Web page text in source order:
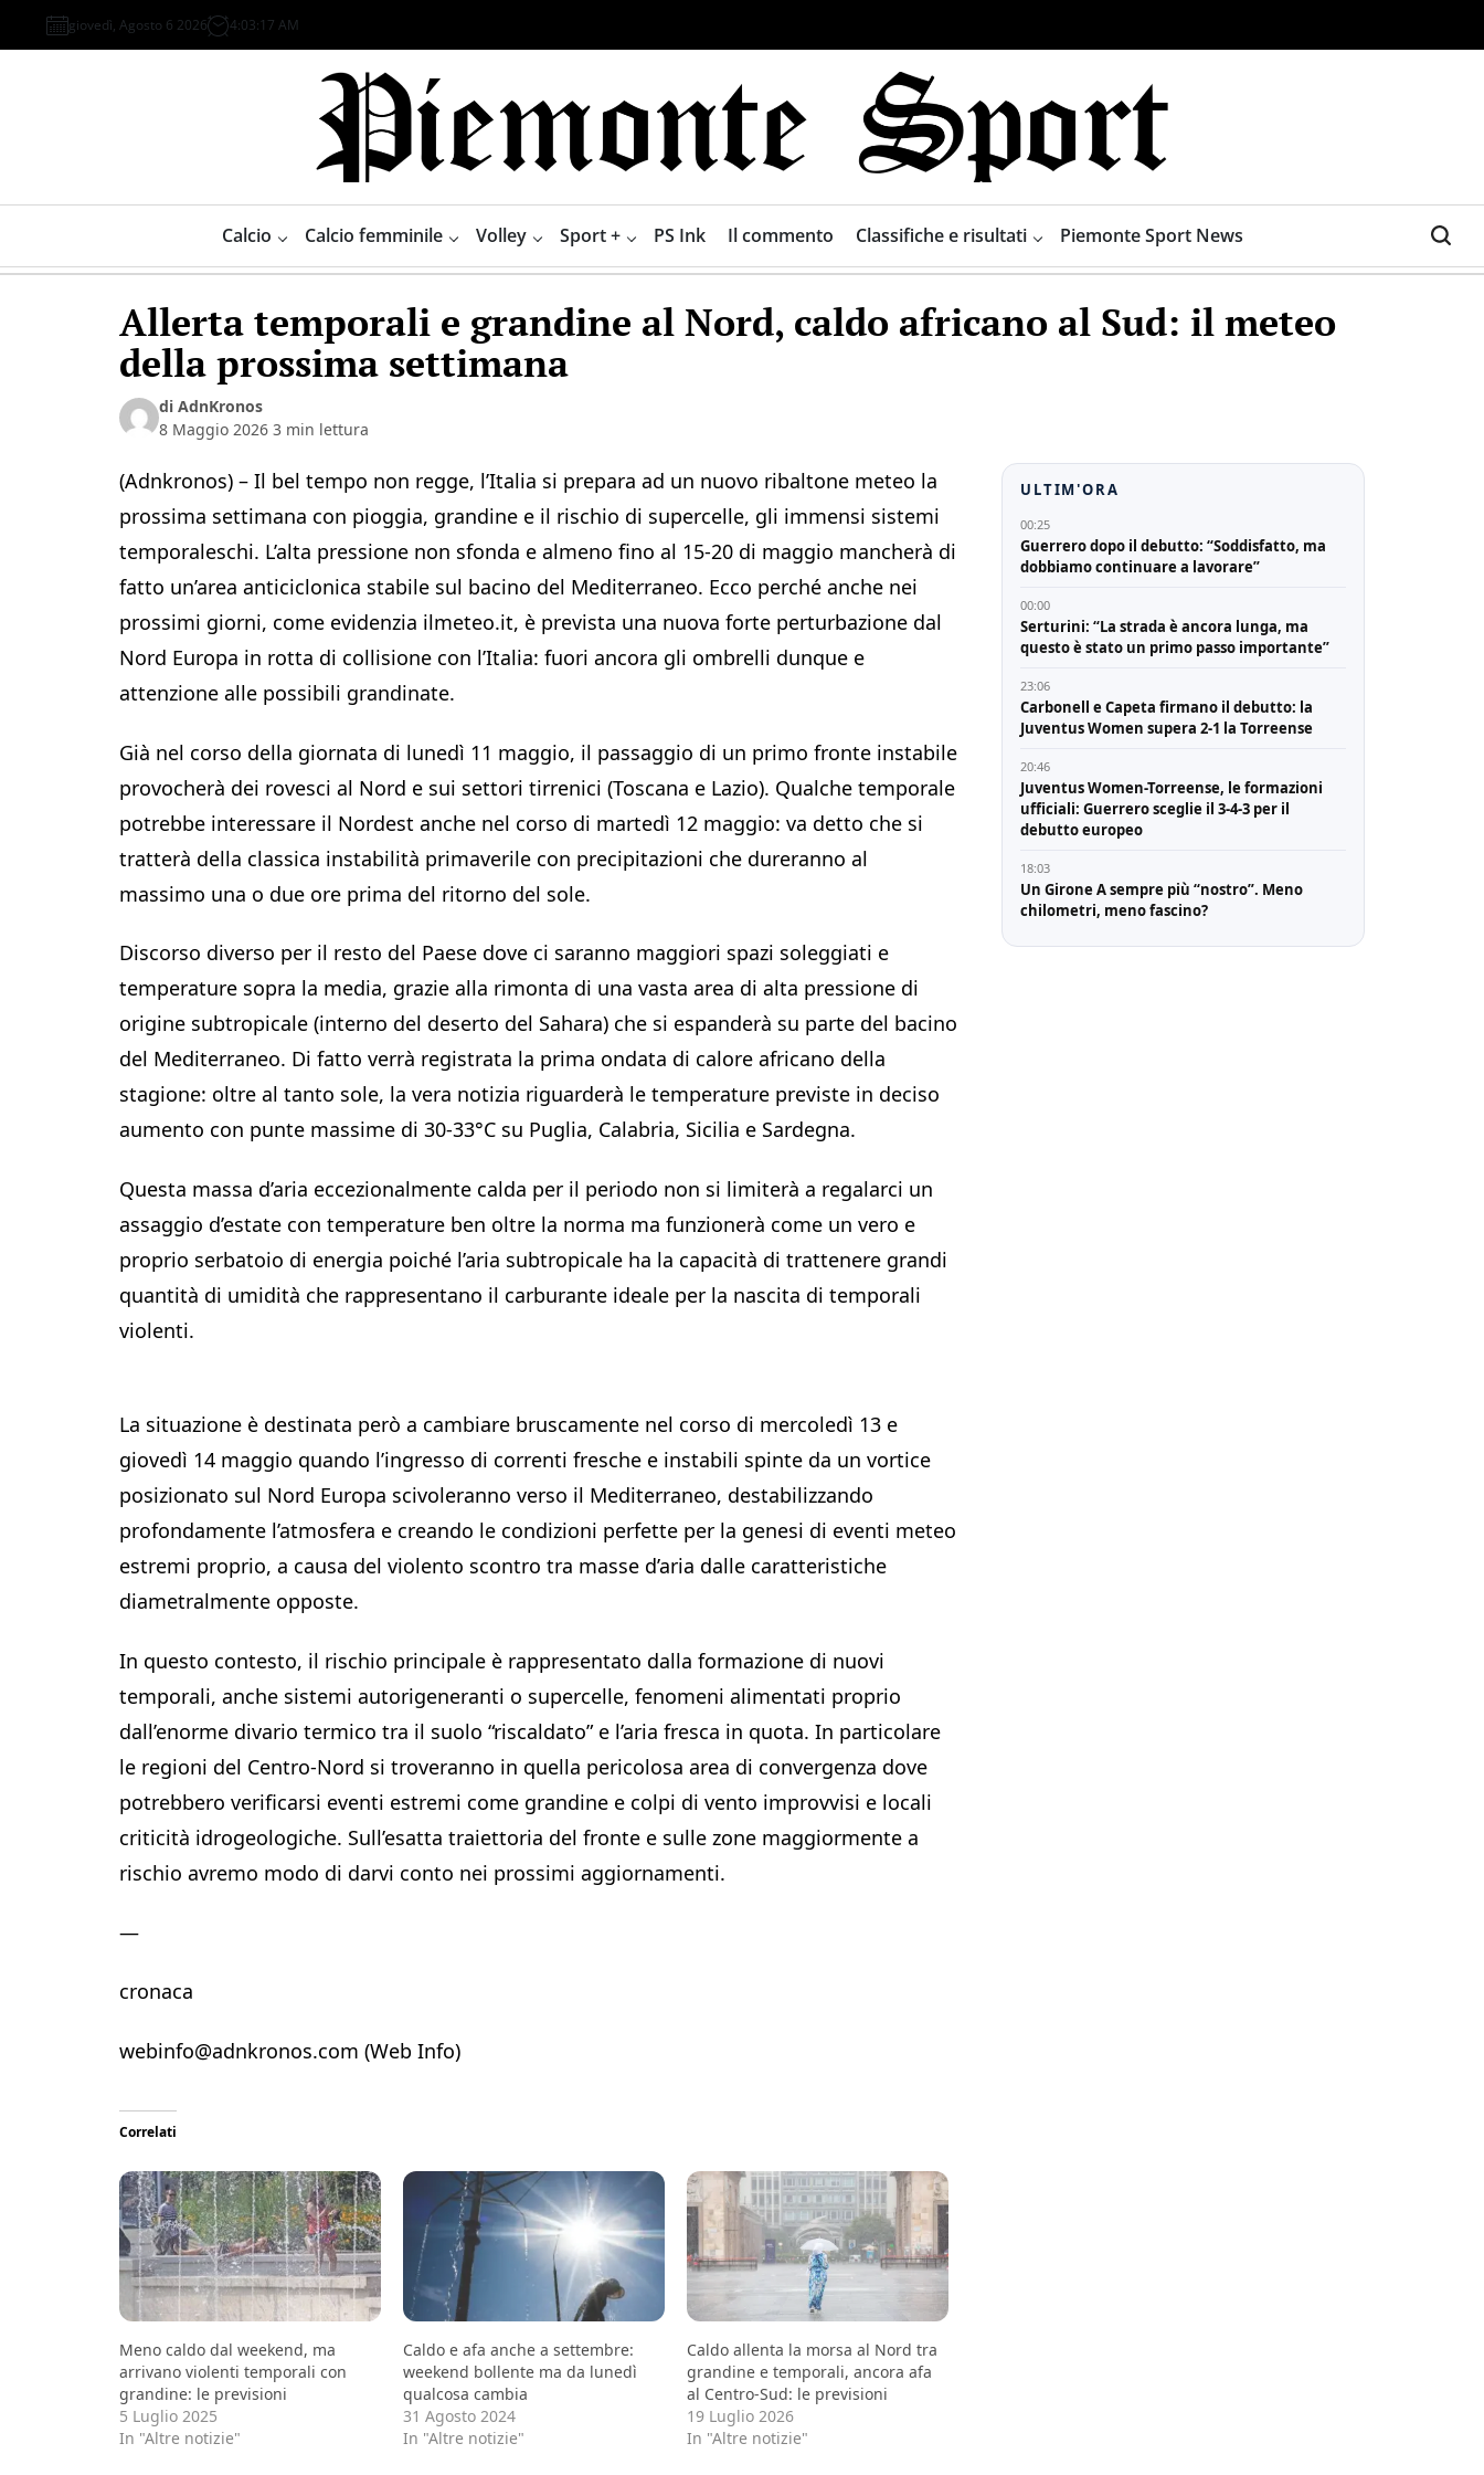
to
giovedì, Agosto 6 2026 4:03:17 AM
Sport
Calcio Calcio femminile Volley Sport + PS Ink Il commento Classifiche e risultati Piemonte Sport News
Allerta temporali e grandine al Nord, caldo africano al Sud: il meteo
della prossima settimana
di AdnKronos
8 Maggio 2026 3 min lettura
(Adnkronos) – Il bel tempo non regge, l’Italia si prepara ad un nuovo ribaltone meteo la
prossima settimana con pioggia, grandine e il rischio di supercelle, gli immensi sistemi
temporaleschi. L’alta pressione non sfonda e almeno fino al 15-20 di maggio mancherà di
fatto un’area anticiclonica stabile sul bacino del Mediterraneo. Ecco perché anche nei
prossimi giorni, come evidenzia ilmeteo.it, è prevista una nuova forte perturbazione dal
Nord Europa in rotta di collisione con l’Italia: fuori ancora gli ombrelli dunque e
attenzione alle possibili grandinate.
Già nel corso della giornata di lunedì 11 maggio, il passaggio di un primo fronte instabile
provocherà dei rovesci al Nord e sui settori tirrenici (Toscana e Lazio). Qualche temporale
potrebbe interessare il Nordest anche nel corso di martedì 12 maggio: va detto che si
tratterà della classica instabilità primaverile con precipitazioni che dureranno al
massimo una o due ore prima del ritorno del sole.
Discorso diverso per il resto del Paese dove ci saranno maggiori spazi soleggiati e
temperature sopra la media, grazie alla rimonta di una vasta area di alta pressione di
origine subtropicale (interno del deserto del Sahara) che si espanderà su parte del bacino
del Mediterraneo. Di fatto verrà registrata la prima ondata di calore africano della
stagione: oltre al tanto sole, la vera notizia riguarderà le temperature previste in deciso
aumento con punte massime di 30-33°C su Puglia, Calabria, Sicilia e Sardegna.
Questa massa d’aria eccezionalmente calda per il periodo non si limiterà a regalarci un
assaggio d’estate con temperature ben oltre la norma ma funzionerà come un vero e
proprio serbatoio di energia poiché l’aria subtropicale ha la capacità di trattenere grandi
quantità di umidità che rappresentano il carburante ideale per la nascita di temporali
violenti.
La situazione è destinata però a cambiare bruscamente nel corso di mercoledì 13 e
giovedì 14 maggio quando l’ingresso di correnti fresche e instabili spinte da un vortice
posizionato sul Nord Europa scivoleranno verso il Mediterraneo, destabilizzando
profondamente l’atmosfera e creando le condizioni perfette per la genesi di eventi meteo
estremi proprio, a causa del violento scontro tra masse d’aria dalle caratteristiche
diametralmente opposte.
In questo contesto, il rischio principale è rappresentato dalla formazione di nuovi
temporali, anche sistemi autorigeneranti o supercelle, fenomeni alimentati proprio
dall’enorme divario termico tra il suolo “riscaldato” e l’aria fresca in quota. In particolare
le regioni del Centro-Nord si troveranno in quella pericolosa area di convergenza dove
potrebbero verificarsi eventi estremi come grandine e colpi di vento improvvisi e locali
criticità idrogeologiche. Sull’esatta traiettoria del fronte e sulle zone maggiormente a
rischio avremo modo di darvi conto nei prossimi aggiornamenti.
—
cronaca
webinfo@adnkronos.com (Web Info)
Correlati
Meno caldo dal weekend, ma
arrivano violenti temporali con
grandine: le previsioni
5 Luglio 2025
In "Altre notizie"
Caldo e afa anche a settembre:
weekend bollente ma da lunedì
qualcosa cambia
31 Agosto 2024
In "Altre notizie"
Caldo allenta la morsa al Nord tra
grandine e temporali, ancora afa
al Centro-Sud: le previsioni
19 Luglio 2026
In "Altre notizie"
ULTIM'ORA
00:25
Guerrero dopo il debutto: “Soddisfatto, ma
dobbiamo continuare a lavorare”
00:00
Serturini: “La strada è ancora lunga, ma
questo è stato un primo passo importante”
23:06
Carbonell e Capeta firmano il debutto: la
Juventus Women supera 2-1 la Torreense
20:46
Juventus Women-Torreense, le formazioni
ufficiali: Guerrero sceglie il 3-4-3 per il
debutto europeo
18:03
Un Girone A sempre più “nostro”. Meno
chilometri, meno fascino?